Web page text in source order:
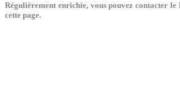
Régulièrement enrichie, vous pouvez contacter
cette page.